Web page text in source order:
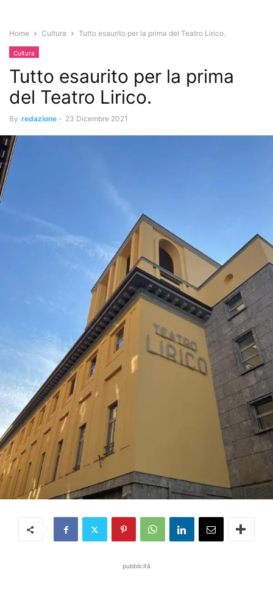
Home Cultura Tutto esaurito per la prima del Teatro Lirico.
Cultura
Tutto esaurito per la prima
del Teatro Lirico.
By redazione - 23 Dicembre 2021
pubblicità